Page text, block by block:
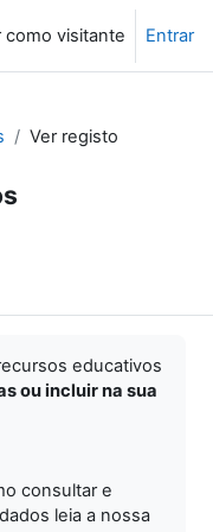
como visitante Entrar
Ver registo
educativos
ou incluir na sua
consultar e
leia a nossa